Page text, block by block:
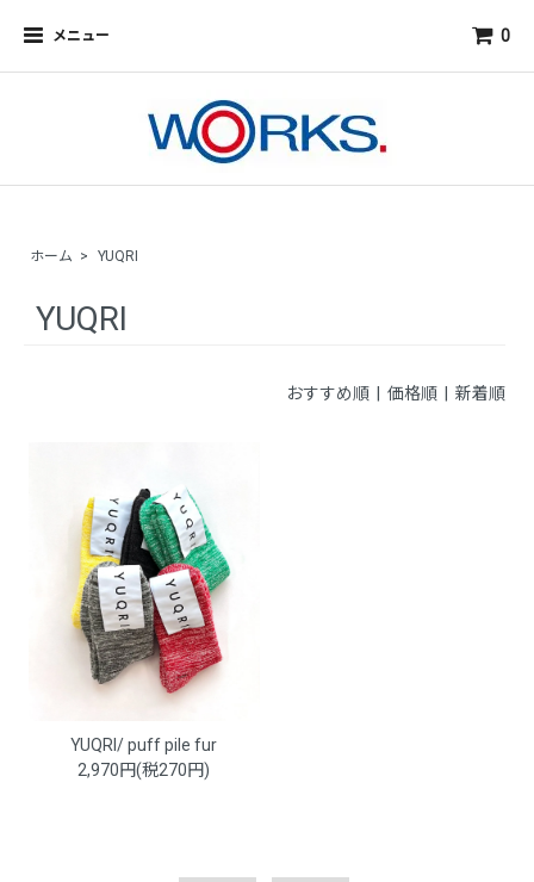
メニュー 0
ホーム > YUQRI
YUQRI
おすすめ順| 価格順 | 新着順
YUQRI/ puff pile fur
2,970円(税270円)